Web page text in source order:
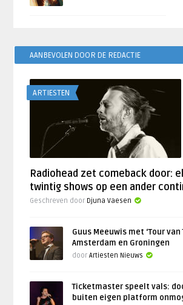
AANBEVOLEN DOOR DE REDACTIE
ARTIESTEN
Radiohead zet comeback door:
twintig shows op een ander
Geschreven door Djuna Vaesen
Guus Meeuwis met ‘Tour van
Amsterdam en Groningen
doorArtiesten Nieuws
Ticketmaster speelt vals:
buiten eigen platform